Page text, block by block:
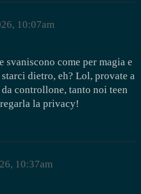
10:07am
svaniscono come per magia e
dietro, eh? Lol, provate a
controllone, tanto noi teen
la privacy!
10:37am